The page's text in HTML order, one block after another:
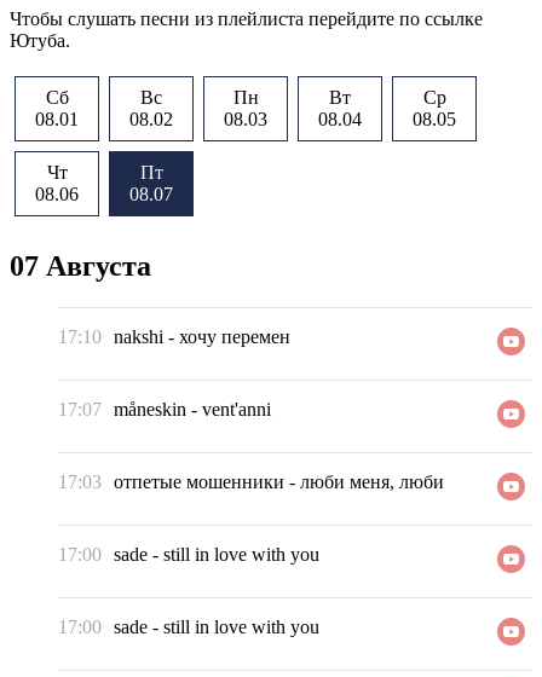
Чтобы слушать песни из плейлиста перейдите по ссылке
Ютуба.
Сб
08.01
Вс
08.02
Пн
08.03
Вт
08.04
Ср
08.05
Чт
08.06
Пт
08.07
07 Августа
17:10 nakshi - хочу перемен
17:07 måneskin - vent'anni
17:03 отпетые мошенники - люби меня, люби
17:00 sade - still in love with you
17:00 sade - still in love with you